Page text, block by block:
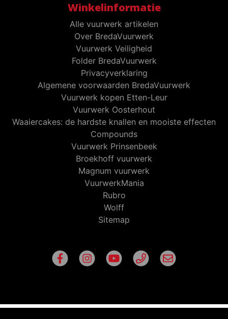
Winkelinformatie
Alle vuurwerk artikelen
Over BredaVuurwerk
Vuurwerk Veiligheid
Folder BredaVuurwerk
Privacyverklaring
Algemene voorwaarden BredaVuurwerk
Vuurwerk kopen Etten-Leur
Vuurwerk Oosterhout
Waaiercakes: de hardste knallen en mooiste effecten
Compounds
Vuurwerk Prinsenbeek
Broekhoff vuurwerk
Magnum vuurwerk
VuurwerkMania
Rubro
Wolff
Sitemap